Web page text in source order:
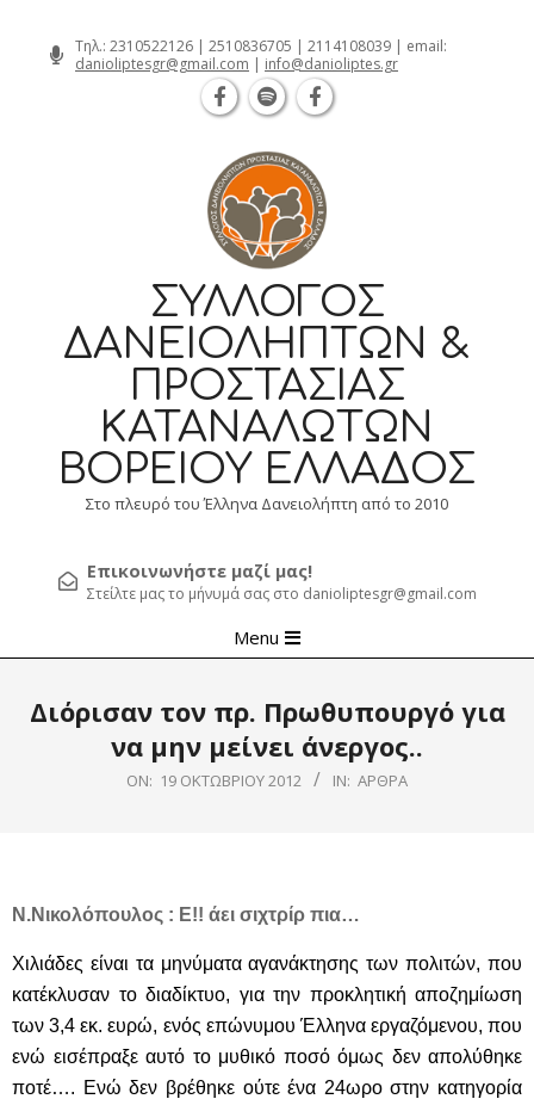
Τηλ.: 2310522126 | 2510836705 | 2114108039 | email:
danioliptesgr@gmail.com | info@danioliptes.gr
ΣΎΛΛΟΓΟΣ
ΔΑΝΕΙΟΛΗΠΤΏΝ &
ΠΡΟΣΤΑΣΊΑΣ
ΚΑΤΑΝΑΛΩΤΏΝ
ΒΟΡΕΊΟΥ ΕΛΛΆΔΟΣ
Στο πλευρό του Έλληνα Δανειολήπτη από το 2010
Επικοινωνήστε μαζί μας!
Στείλτε μας το μήνυμά σας στο danioliptesgr@gmail.com
Navigation
Menu
Διόρισαν τον πρ. Πρωθυπουργό για
να μην μείνει άνεργος..
ON: 19 ΟΚΤΩΒΡΊΟΥ 2012 IN: ΆΡΘΡΑ
Ν.Νικολόπουλος : Ε!! άει σιχτρίρ πια…
Χιλιάδες είναι τα μηνύματα αγανάκτησης των πολιτών, που
κατέκλυσαν το διαδίκτυο, για την προκλητική αποζημίωση
των 3,4 εκ. ευρώ, ενός επώνυμου Έλληνα εργαζόμενου, που
ενώ εισέπραξε αυτό το μυθικό ποσό όμως δεν απολύθηκε
ποτέ…. Ενώ δεν βρέθηκε ούτε ένα 24ωρο στην κατηγορία